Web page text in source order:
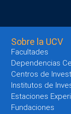
Sobre la UCV
Facultades
Dependencias
Centros de
Institutos de
Estaciones
Fundaciones